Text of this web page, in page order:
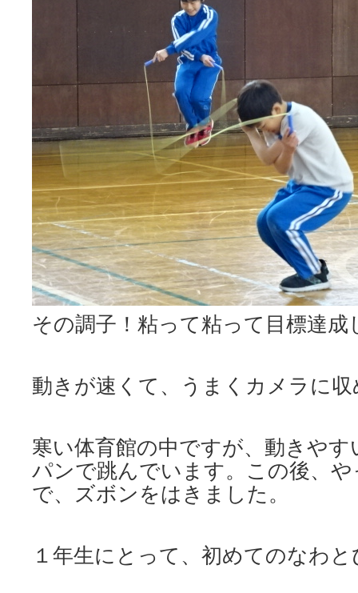
その調子！粘って粘って目標達成
動きが速くて、うまくカメラに
寒い体育館の中ですが、動きや
パンで跳んでいます。この後、
で、ズボンをはきました。
１年生にとって、初めてのなわ